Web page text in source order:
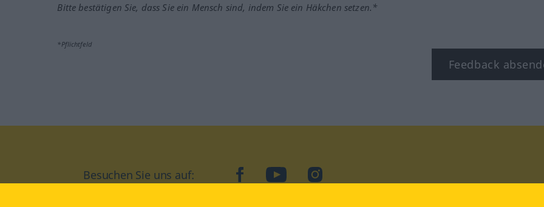
Bitte bestätigen Sie, dass Sie ein Mensch sind, indem Sie ein Häkchen setzen.*
*Pflichtfeld
Feedback
Besuchen Sie uns auf: facebookYouTubeInstagram